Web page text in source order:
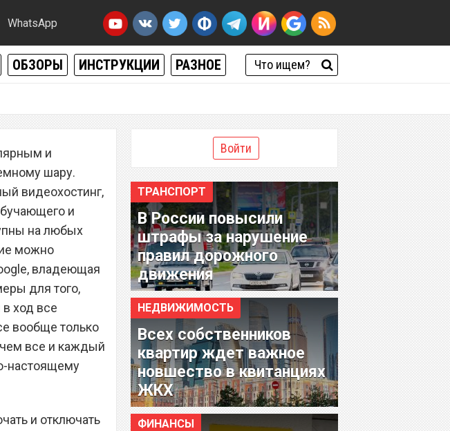
WhatsApp
ОБЗОРЫ ИНСТРУКЦИИ РАЗНОЕ
о
и
шару.
видеохостинг,
и
на любых
можно
владеющая
для того,
ход все
вообще только
чем все и каждый
настоящему
и отключать
Войти
ТРАНСПОРТ
В России повысили
штрафы за нарушение
правил дорожного
движения
НЕДВИЖИМОСТЬ
Всех собственников
квартир ждет важное
новшество в квитанциях
ЖКХ
ФИНАНСЫ